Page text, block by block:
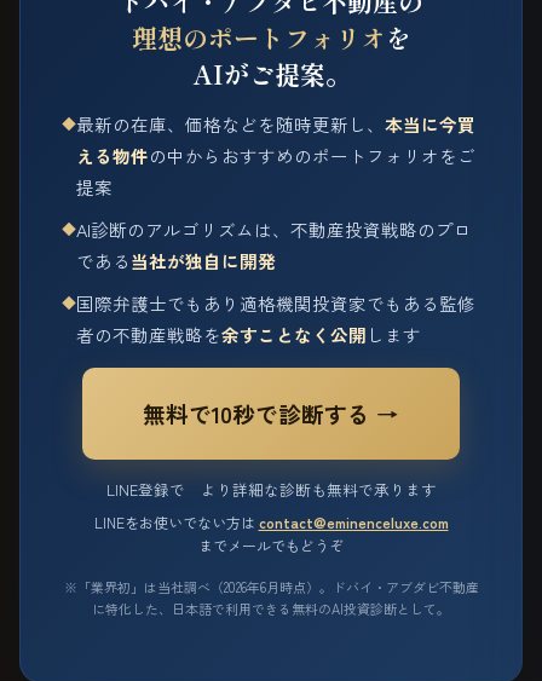
理想のポートフォリオ を
AIがご提案。
◆最新の在庫、価格などを随時更新し、 本当に今買
える物件の中からおすすめのポートフォリオをご
提案
◆AI診断のアルゴリズムは、不動産投資戦略のプロ
である当社が独自に開発
◆国際弁護士でもあり適格機関投資家でもある監修
者の不動産戦略を余すことなく公開 します
無料で10秒で診断する →
LINE登録で より詳細な診断も無料で承ります
LINEをお使いでない方は contact@eminenceluxe.com
までメールでもどうぞ
※「業界初」は当社調べ（2026年6月時点）。ドバイ・アブダビ不動産
に特化した、日本語で利用できる無料のAI投資診断として。